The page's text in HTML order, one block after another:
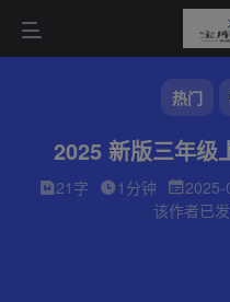
热门
2025 新版三年级
21字 1分钟 2025-
该作者已